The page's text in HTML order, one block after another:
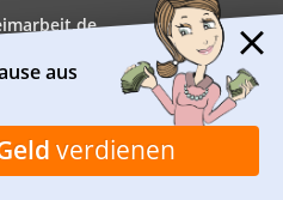
GELD VERDIENEN
NEBENJOB
MINIJOB
GELD VERDIENEN
aus
verdienen